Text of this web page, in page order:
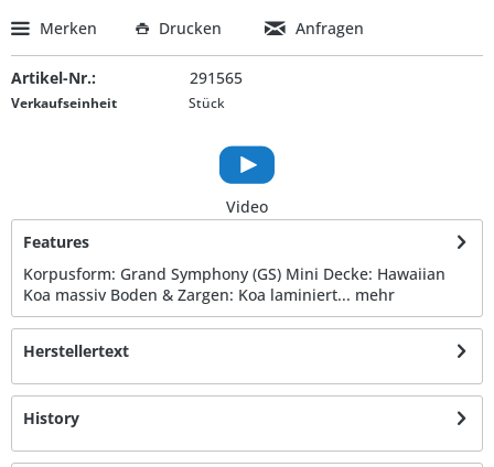
Merken Drucken Anfragen
Artikel-Nr.: 291565
Verkaufseinheit Stück
Video
Features
Korpusform: Grand Symphony (GS) Mini Decke: Hawaiian
Koa massiv Boden & Zargen: Koa laminiert... mehr
Herstellertext
History